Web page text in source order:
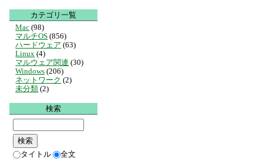
カテゴリ一覧
Mac (98)
マルチOS (856)
ハードウェア (63)
Linux (4)
マルウェア関連 (30)
Windows (206)
ネットワーク (2)
未分類 (2)
検索
タイトル 全文